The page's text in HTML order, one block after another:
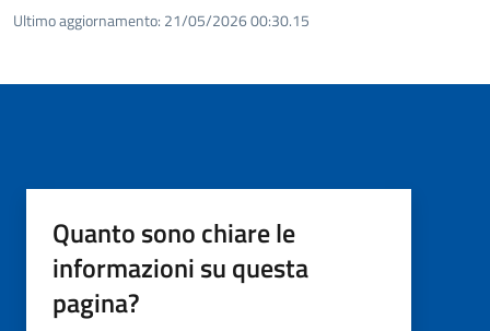
Ultimo aggiornamento: 21/05/2026 00:30.15
Quanto sono chiare le
informazioni su questa
pagina?